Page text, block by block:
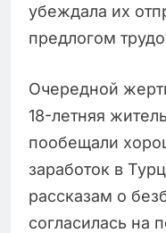
убеждала их
предлогом
Очередной
18-летняя
пообещали
заработок в
рассказам о
согласилась на